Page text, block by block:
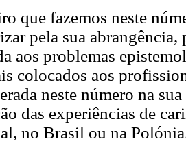
que fazemos neste
pela sua
aos problemas
colocados aos
neste número na
das experiências de
no Brasil ou na